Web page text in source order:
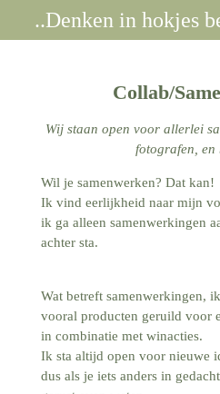
direct
..Denken in hokjes
Collab/
Wij staan open voor allerlei
fotografen, en
Wil je samenwerken? Dat kan!
Ik vind eerlijkheid naar mijn
ik ga alleen samenwerkingen
achter sta.
Wat betreft samenwerkingen,
vooral producten geruild voor
in combinatie met winacties.
Ik sta altijd open voor nieuwe
dus als je iets anders in